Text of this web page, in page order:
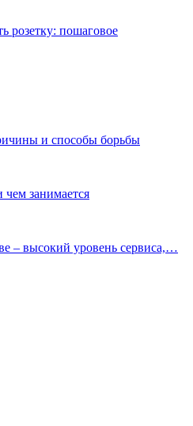
розетку: пошаговое
и способы борьбы
чем занимается
– высокий уровень сервиса,…